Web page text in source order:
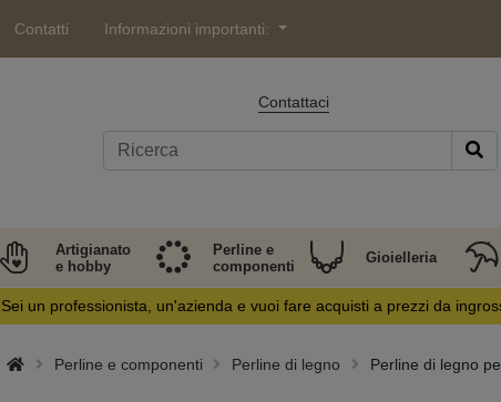
Contatti Informazioni importanti:
Contattaci
Artigianato
e hobby
Perline e
componenti
Gioielleria
Sei un professionista, un'azienda e vuoi fare acquisti a prezzi da
Perline e componenti Perline di legno Perline di legno